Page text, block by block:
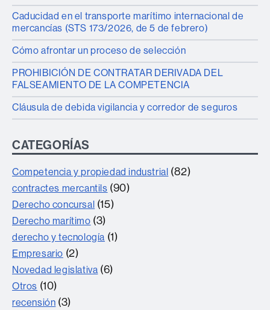
Caducidad en el transporte marítimo internacional de
mercancías (STS 173/2026, de 5 de febrero)
Cómo afrontar un proceso de selección
PROHIBICIÓN DE CONTRATAR DERIVADA DEL
FALSEAMIENTO DE LA COMPETENCIA
Cláusula de debida vigilancia y corredor de seguros
CATEGORÍAS
Competencia y propiedad industrial (82)
contractes mercantils (90)
Derecho concursal (15)
Derecho marítimo (3)
derecho y tecnología (1)
Empresario (2)
Novedad legislativa (6)
Otros (10)
recensión (3)